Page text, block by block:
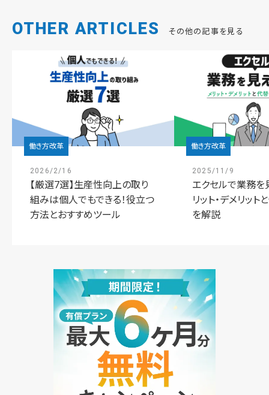
OTHER ARTICLES その他の記事を見る
働き方改革
2026/2/16
【厳選7選】生産性向上の取り
組みは個人でもできる！役立つ
方法とおすすめツール
働き方改革
2025/11/9
エクセルで業務を
リット・デメリッ
を解説